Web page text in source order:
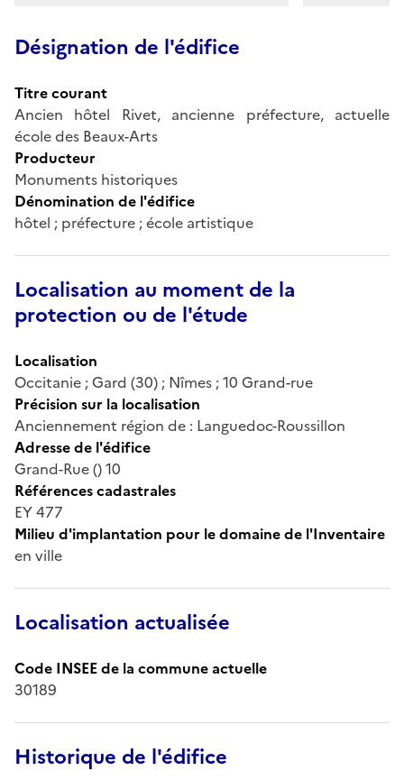
Désignation de l'édifice
Titre courant
Ancien hôtel Rivet, ancienne préfecture, actuelle
école des Beaux-Arts
Producteur
Monuments historiques
Dénomination de l'édifice
hôtel ; préfecture ; école artistique
Localisation au moment de la
protection ou de l'étude
Localisation
Occitanie ; Gard (30) ; Nîmes ; 10 Grand-rue
Précision sur la localisation
Anciennement région de : Languedoc-Roussillon
Adresse de l'édifice
Grand-Rue () 10
Références cadastrales
EY 477
Milieu d'implantation pour le domaine de l'Inventaire
en ville
Localisation actualisée
Code INSEE de la commune actuelle
30189
Historique de l'édifice